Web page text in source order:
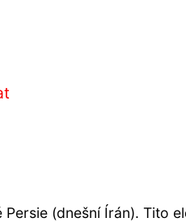
(dnešní Írán). Tito